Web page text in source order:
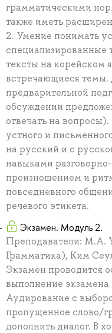
грамматическими
также иметь
2. Умение понимать
специализированные
тексты на корейском
встречающиеся темы.
предварительной
обсуждении
отвечать на
устного и
на русский и с
навыками
произношением и
повседневного
речевого этикета.
Экзамен. Модуль 2.
Преподаватели: М.А.
Грамматика), Ким
Экзамен проводится
выполнение
Аудирование с
пропущенное слово/
дополнить диалог. В